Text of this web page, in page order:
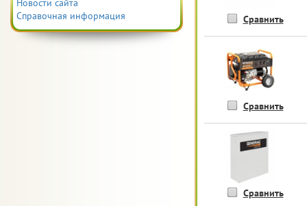
Сравнить
Сравнить
Сравнить
Новости сайта
Справочная информация